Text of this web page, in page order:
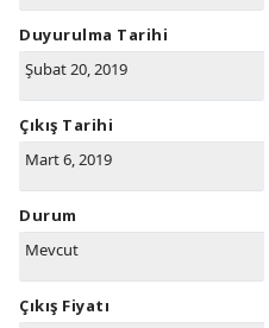
Duyurulma Tarihi
Şubat 20, 2019
Çıkış Tarihi
Mart 6, 2019
Durum
Mevcut
Çıkış Fiyatı